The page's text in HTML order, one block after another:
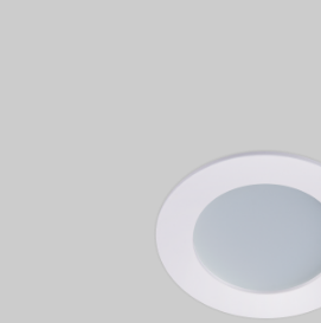
BOYA OUT Shapes
Akustische Lösungen
Beste Projekte